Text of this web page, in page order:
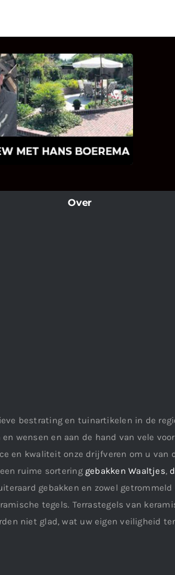
MET HANS
BOEREMA
and Stones ontstaan is en
Boerema motiveert in de
van klinkers en tegels!
Over
bestrating en tuinartikelen in de
wensen en aan de hand van vele
en kwaliteit onze drijfveren om u
ruime sortering gebakken Waaltjes,
gebakken en zowel
tegels. Terrastegels van
niet glad, wat uw eigen veiligheid